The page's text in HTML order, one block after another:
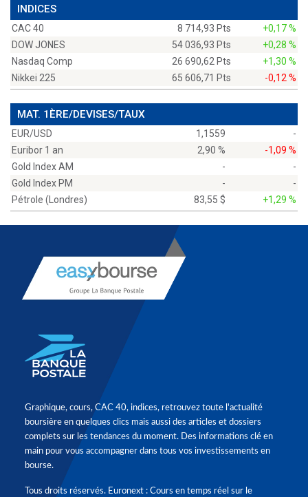
INDICES
CAC 40 8 714,93 Pts
+0,17 %
DOW JONES
54 036,93 Pts
+0,28 %
Nasdaq Comp
26 690,62 Pts
+1,30 %
Nikkei 225
65 606,71 Pts -0,12 %
MAT. 1ÈRE/DEVISES/TAUX
EUR/USD 1,1559
-
Euribor 1 an
2,90 %
-1,09 %
Gold Index AM
-
-
Gold Index PM
-
-
Pétrole (Londres)
83,55 $ +1,29 %
Graphique, cours, CAC 40, indices, retrouvez toute l'actualité
boursière en quelques clics mais aussi des articles et dossiers
complets sur les tendances du moment. Des informations clé en
main pour vous accompagner dans tous vos investissements en
bourse.
Tous droits réservés. Euronext : Cours en temps réel sur le